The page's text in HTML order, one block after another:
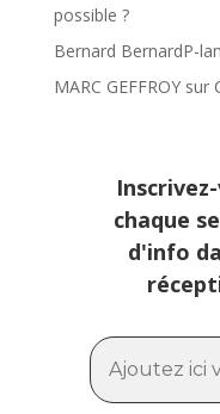
possible ?
Bernard BernardP-
MARC GEFFROYsur
chaque
d'info